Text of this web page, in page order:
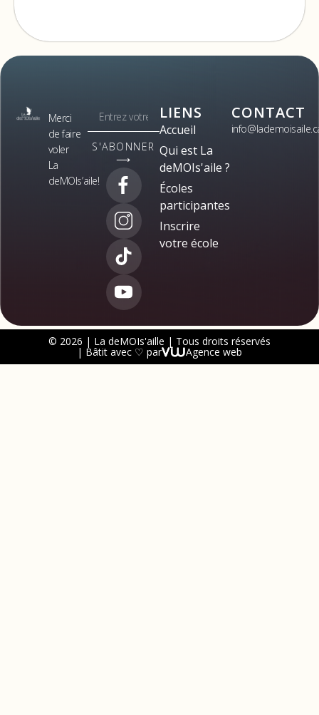
Merci
de faire
voler
La
deMOIs’aile!
S'ABONNER
⟶
LIENS
Accueil
Qui est La
deMOIs'aile ?
Écoles
participantes
Inscrire
votre école
CONTACT
© 2026 | La deMOIs'aille | Tous droits réservés
| Bâtit avec ♡ par Agence web